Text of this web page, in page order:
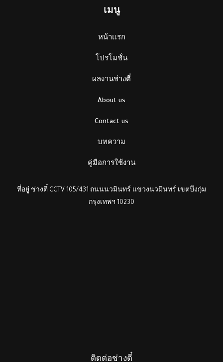
เมนู
หน้าแรก
โปรโมชั่น
ผลงานช่างตี๋
About us
Contact us
บทความ
คู่มือการใช้งาน
ที่อยู่ ช่างตี๋ CCTV 105/431 ถนนนวมินทร์ แขวงนวมินทร์ เขตบึงกุ่ม
กรุงเทพฯ 10230
ติดต่อช่างตี๋